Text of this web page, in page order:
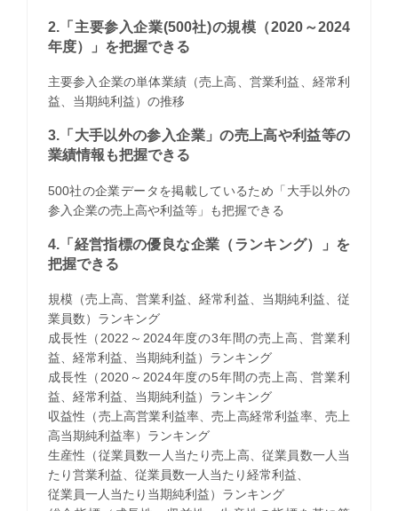
2.「主要参入企業(500社)の規模（2020～2024
年度）」を把握できる
主要参入企業の単体業績（売上高、営業利益、経常利
益、当期純利益）の推移
3.「大手以外の参入企業」の売上高や利益等の
業績情報も把握できる
500社の企業データを掲載しているため「大手以外の
参入企業の売上高や利益等」も把握できる
4.「経営指標の優良な企業（ランキング）」を
把握できる
規模（売上高、営業利益、経常利益、当期純利益、従
業員数）ランキング
成長性（2022～2024年度の3年間の売上高、営業利
益、経常利益、当期純利益）ランキング
成長性（2020～2024年度の5年間の売上高、営業利
益、経常利益、当期純利益）ランキング
収益性（売上高営業利益率、売上高経常利益率、売上
高当期純利益率）ランキング
生産性（従業員数一人当たり売上高、従業員数一人当
たり営業利益、従業員数一人当たり経常利益、
従業員一人当たり当期純利益）ランキング